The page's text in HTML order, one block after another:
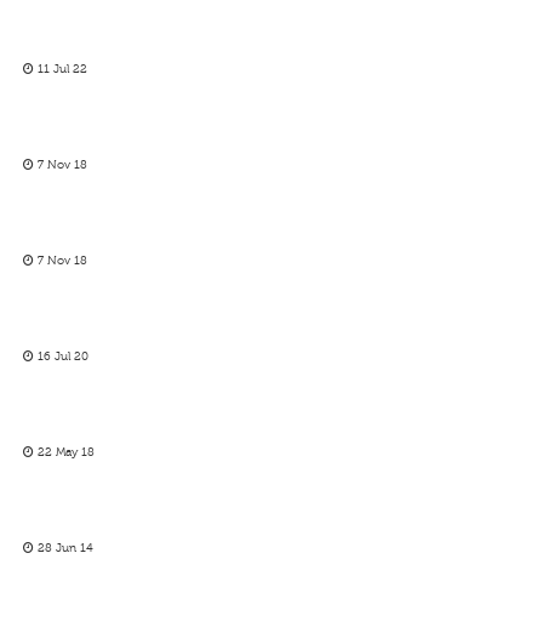
11 Jul 22
7 Nov 18
7 Nov 18
16 Jul 20
22 May 18
28 Jun 14